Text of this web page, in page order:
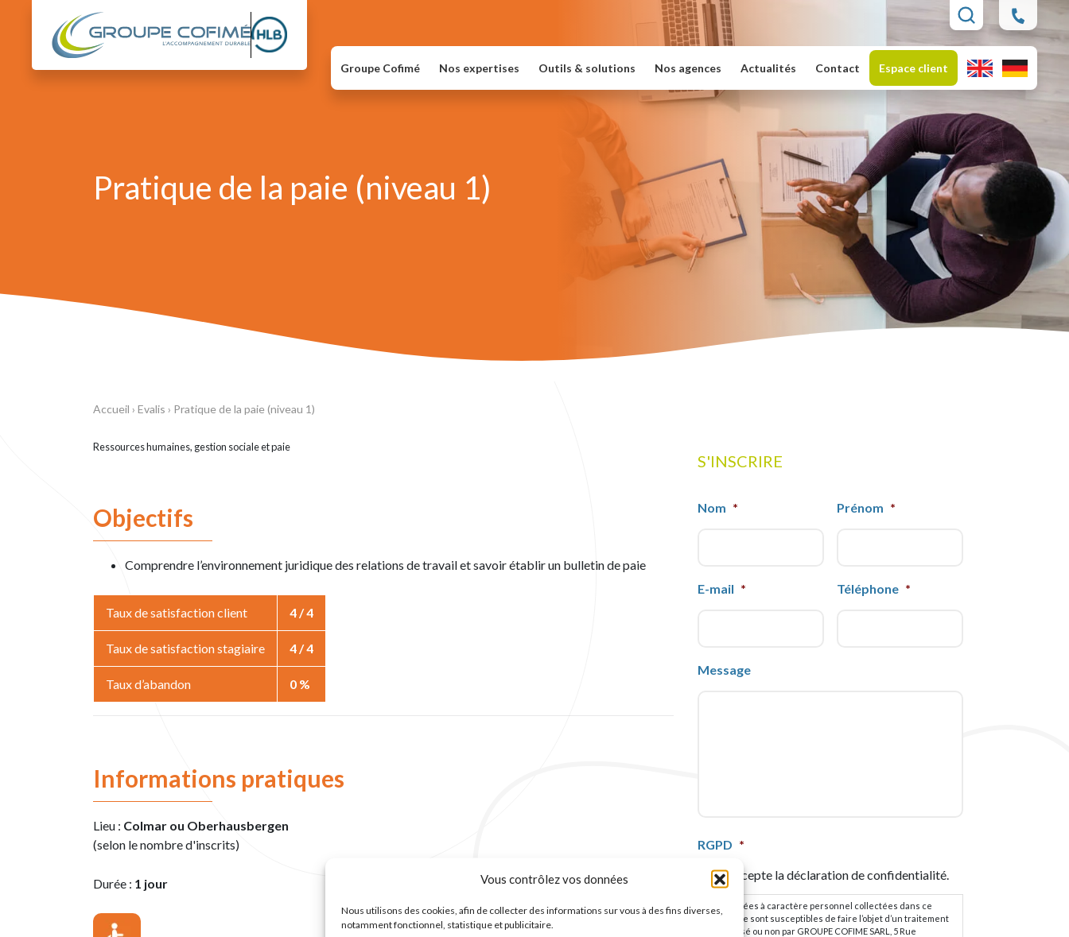
Vous contrôlez vos données
Nous utilisons des cookies, afin de collecter des informations sur vous à des fins diverses,
notamment fonctionnel, statistique et publicitaire.
Groupe Cofimé Nos expertises Outils & solutions Nos agences Actualités Contact Espace client
Pratique de la paie (niveau 1)
Accueil › Evalis › Pratique de la paie (niveau 1)
Ressources humaines, gestion sociale et paie
Objectifs
Comprendre l’environnement juridique des relations de travail et savoir établir un bulletin de paie
Taux de satisfaction client 4 / 4
Taux de satisfaction stagiaire 4 / 4
Taux d’abandon 0 %
Informations pratiques
Lieu : Colmar ou Oberhausbergen
(selon le nombre d'inscrits)
Durée : 1 jour
S'INSCRIRE
Nom * Prénom *
E-mail * Téléphone *
Message
CAPTCHA
RGPD *
J’accepte la déclaration de confidentialité.
Les données à caractère personnel collectées dans ce
formulaire sont susceptibles de faire l’objet d’un traitement
automatisé ou non par GROUPE COFIME SARL, 5 Rue